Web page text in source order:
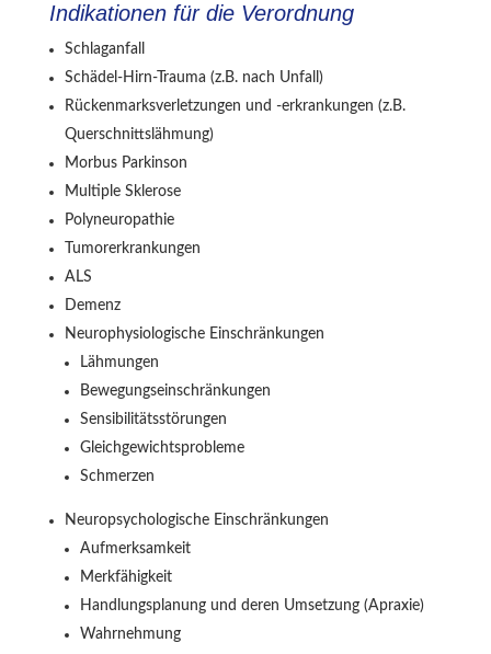
Indikationen für die Verordnung
Schlaganfall
Schädel-Hirn-Trauma (z.B. nach Unfall)
Rückenmarksverletzungen und -erkrankungen (z.B.
Querschnittslähmung)
Morbus Parkinson
Multiple Sklerose
Polyneuropathie
Tumorerkrankungen
ALS
Demenz
Neurophysiologische Einschränkungen
Lähmungen
Bewegungseinschränkungen
Sensibilitätsstörungen
Gleichgewichtsprobleme
Schmerzen
Neuropsychologische Einschränkungen
Aufmerksamkeit
Merkfähigkeit
Handlungsplanung und deren Umsetzung (Apraxie)
Wahrnehmung